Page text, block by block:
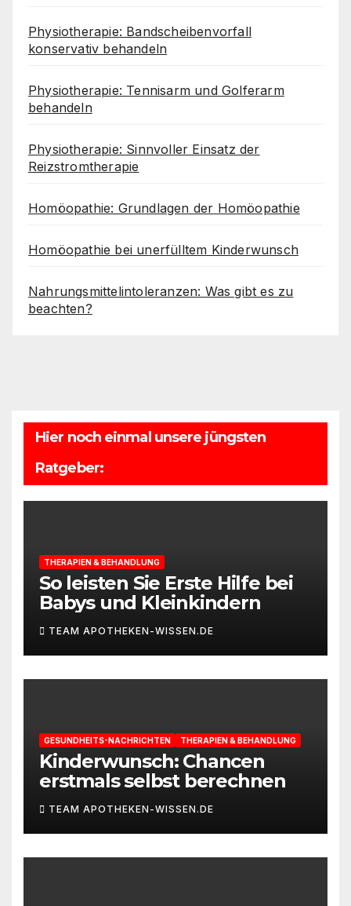
Physiotherapie: Bandscheibenvorfall
konservativ behandeln
Physiotherapie: Tennisarm und Golferarm
behandeln
Physiotherapie: Sinnvoller Einsatz der
Reizstromtherapie
Homöopathie: Grundlagen der Homöopathie
Homöopathie bei unerfülltem Kinderwunsch
Nahrungsmittelintoleranzen: Was gibt es zu
beachten?
Hier noch einmal unsere jüngsten
Ratgeber:
THERAPIEN & BEHANDLUNG
So leisten Sie Erste Hilfe bei
Babys und Kleinkindern
TEAM APOTHEKEN-WISSEN.DE
GESUNDHEITS-NACHRICHTEN THERAPIEN & BEHANDLUNG
Kinderwunsch: Chancen
erstmals selbst berechnen
TEAM APOTHEKEN-WISSEN.DE